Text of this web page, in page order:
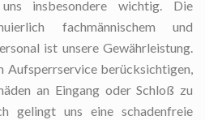
insbesondere wichtig. Die
fachmännischem und
ist unsere Gewährleistung.
Aufsperrservice berücksichtigen,
an Eingang oder Schloß zu
gelingt uns eine schadenfreie